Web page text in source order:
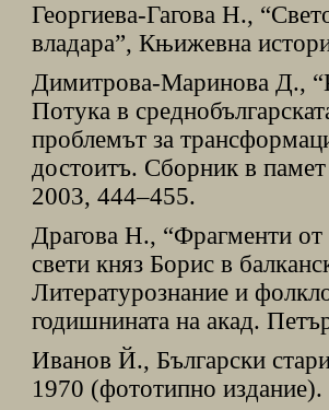
Георгиева-Гагова Н.,
владара”, Књижевна
Димитрова-Маринова Д.,
Потука в
проблемът за
достоитъ. Сборник в
2003, 444–455.
Драгова Н., “Фрагменти от
свети княз Борис в
Литературознание и
годишнината на акад.
Иванов Й., Български
1970 (фототипно издание).